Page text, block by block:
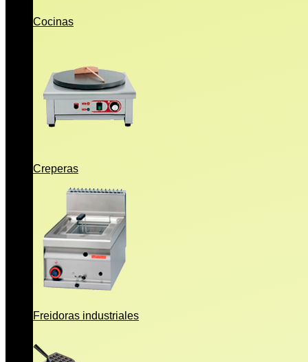
Cocinas
Creperas
Freidoras industriales